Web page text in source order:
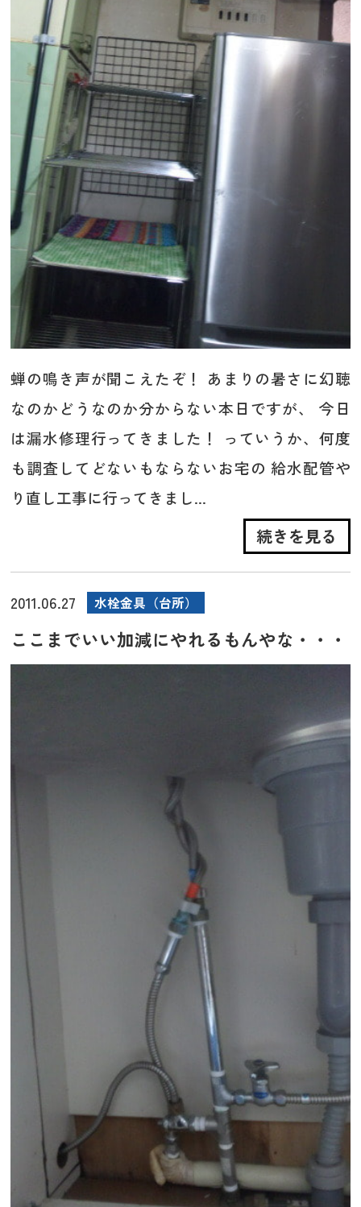
蝉の鳴き声が聞こえたぞ！ あまりの暑さに幻聴
なのかどうなのか分からない本日ですが、 今日
は漏水修理行ってきました！ っていうか、何度
も調査してどないもならないお宅の 給水配管や
り直し工事に行ってきまし...
続きを見る
2011.06.27 水栓金具（台所）
ここまでいい加減にやれるもんやな・・・